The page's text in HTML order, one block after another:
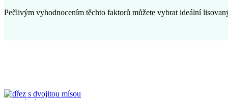
Pečlivým vyhodnocením těchto faktorů můžete vybrat ideální